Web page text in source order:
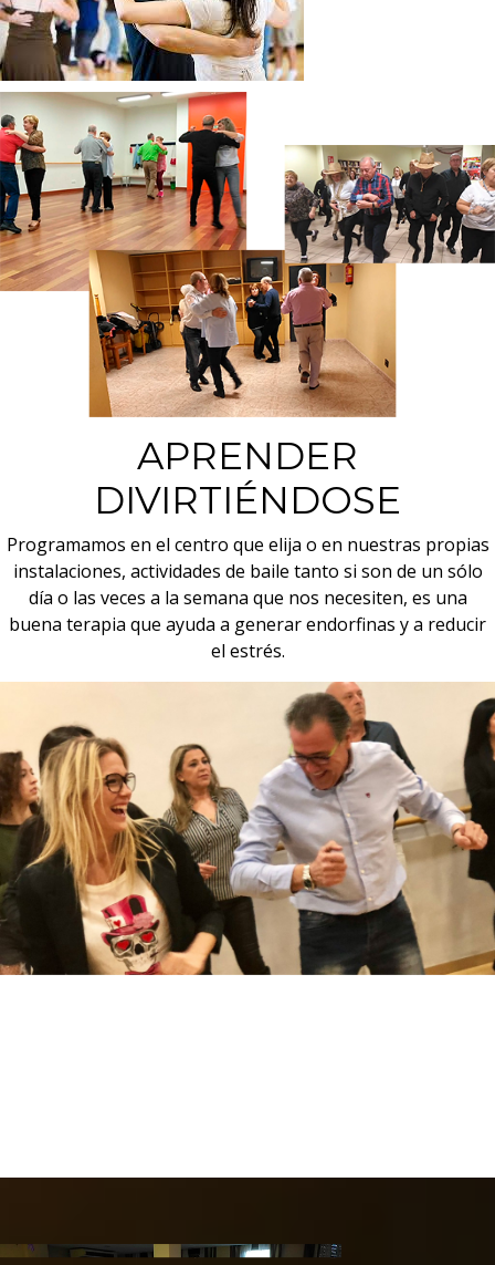
APRENDER
DIVIRTIÉNDOSE
Programamos en el centro que elija o en nuestras propias
instalaciones, actividades de baile tanto si son de un sólo
día o las veces a la semana que nos necesiten, es una
buena terapia que ayuda a generar endorfinas y a reducir
el estrés.